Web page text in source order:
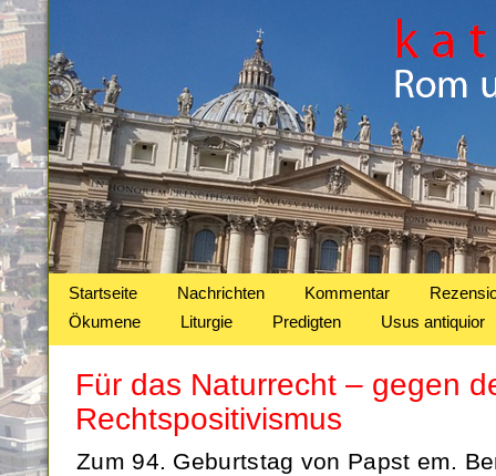
Startseite Nachrichten Kommentar
Ökumene
Liturgie Predigten Usus antiquior
Für das Naturrecht – gegen
Rechtspositivismus
Zum 94. Geburtstag von Papst em.